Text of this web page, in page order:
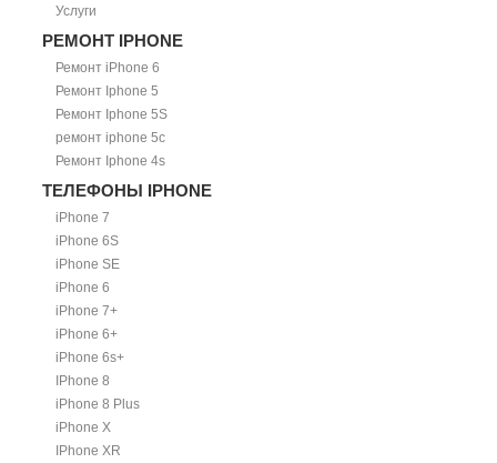
Услуги
РЕМОНТ IPHONE
Ремонт iPhone 6
Ремонт Iphone 5
Ремонт Iphone 5S
ремонт iphone 5c
Ремонт Iphone 4s
ТЕЛЕФОНЫ IPHONE
iPhone 7
iPhone 6S
iPhone SE
iPhone 6
iPhone 7+
iPhone 6+
iPhone 6s+
IPhone 8
iPhone 8 Plus
iPhone X
IPhone XR